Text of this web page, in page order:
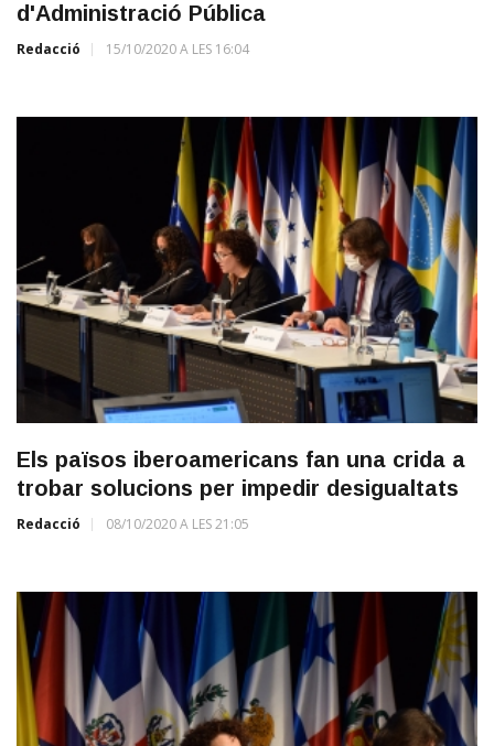
d'Administració Pública
Redacció 15/10/2020 A LES 16:04
Els països iberoamericans fan una crida a
trobar solucions per impedir desigualtats
Redacció 08/10/2020 A LES 21:05